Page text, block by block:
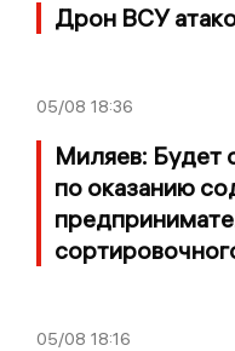
Дрон ВСУ
05/08 18:36
Миляев: Будет
по оказанию
05/08 18:16